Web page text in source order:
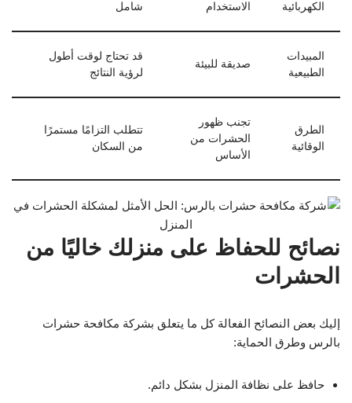
الكهربائية
الاستخدام
شامل
المبيدات
الطبيعية
صديقة للبيئة
قد تحتاج لوقت أطول
لرؤية النتائج
الطرق
الوقائية
تجنب ظهور
الحشرات من
الأساس
تتطلب التزامًا مستمرًا
من السكان
نصائح للحفاظ على منزلك خاليًا من
الحشرات
إليك بعض النصائح الفعالة كل ما يتعلق بشركة مكافحة حشرات
بالرس وطرق الحماية:
حافظ على نظافة المنزل بشكل دائم.